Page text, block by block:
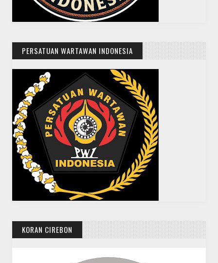
PERSATUAN WARTAWAN INDONESIA
KORAN CIREBON